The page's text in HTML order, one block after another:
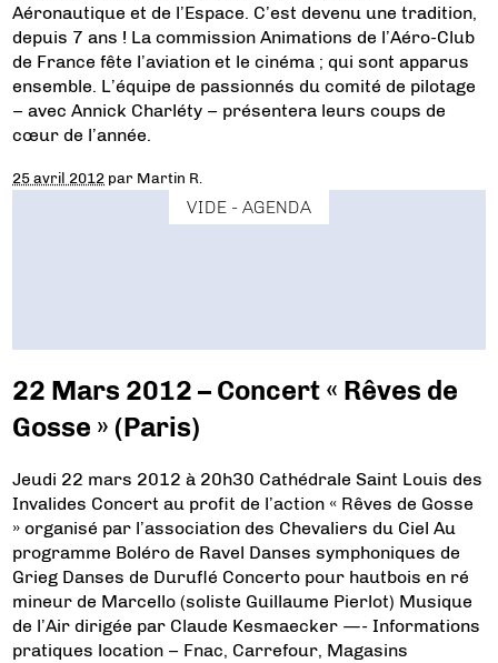
Aéronautique et de l’Espace. C’est devenu une tradition,
depuis 7 ans ! La commission Animations de l’Aéro-Club
de France fête l’aviation et le cinéma ; qui sont apparus
ensemble. L’équipe de passionnés du comité de pilotage
– avec Annick Charléty – présentera leurs coups de
cœur de l’année.
25 avril 2012 par Martin R.
VIDE - AGENDA
22 Mars 2012 – Concert « Rêves de
Gosse » (Paris)
Jeudi 22 mars 2012 à 20h30 Cathédrale Saint Louis des
Invalides Concert au profit de l’action « Rêves de Gosse
» organisé par l’association des Chevaliers du Ciel Au
programme Boléro de Ravel Danses symphoniques de
Grieg Danses de Duruflé Concerto pour hautbois en ré
mineur de Marcello (soliste Guillaume Pierlot) Musique
de l’Air dirigée par Claude Kesmaecker —- Informations
pratiques location – Fnac, Carrefour, Magasins